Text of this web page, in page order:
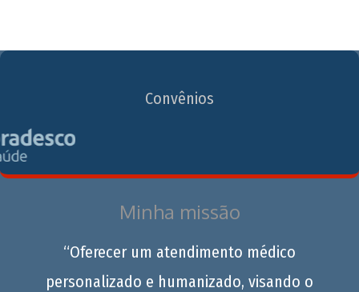
Convênios
Minha missão
“Oferecer um atendimento médico
personalizado e humanizado, visando o